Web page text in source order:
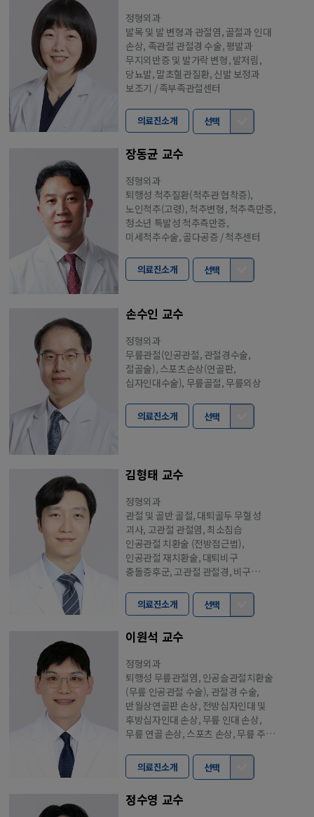
정형외과
발목 및 발 변형과 관절염, 골절과 인대
손상, 족관절 관절경 수술, 평발과
무지외반증 및 발가락 변형, 발저림,
당뇨발, 말초혈관질환, 신발 보정과
보조기 / 족부족관절센터
의료진소개 선택
장동균 교수
정형외과
퇴행성 척추질환(척추관 협착증),
노인척추(고령), 척추변형, 척추측만증,
청소년 특발성 척추측만증,
미세척추수술, 골다공증 / 척추센터
의료진소개 선택
손수인 교수
정형외과
무릎관절(인공관절, 관절경수술,
절골술), 스포츠손상(연골판,
십자인대수술), 무릎골절, 무릎외상
의료진소개 선택
김형태 교수
정형외과
관절 및 골반 골절, 대퇴골두 무혈성
괴사, 고관절 관절염, 최소침습
인공관절 치환술 (전방접근법),
인공관절 재치환술, 대퇴비구
충돌증후군, 고관절 관절경, 비구
의료진소개 선택
이원석 교수
정형외과
퇴행성 무릎관절염, 인공슬관절치환술
(무릎 인공관절 수술), 관절경 수술,
반월상연골판 손상, 전방십자인대 및
후방십자인대 손상, 무릎 인대 손상,
무릎 연골 손상, 스포츠 손상, 무릎 주변
의료진소개 선택
정수영 교수